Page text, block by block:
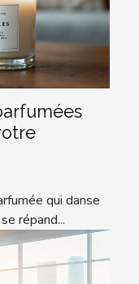
qui danse
répand...